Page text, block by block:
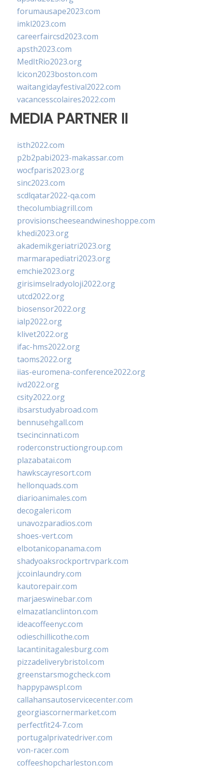
forumausape2023.com
imkl2023.com
careerfaircsd2023.com
apsth2023.com
MedItRio2023.org
lcicon2023boston.com
waitangidayfestival2022.com
vacancesscolaires2022.com
MEDIA PARTNER II
isth2022.com
p2b2pabi2023-makassar.com
wocfparis2023.org
sinc2023.com
scdlqatar2022-qa.com
thecolumbiagrill.com
provisionscheeseandwineshoppe.com
khedi2023.org
akademikgeriatri2023.org
marmarapediatri2023.org
emchie2023.org
girisimselradyoloji2022.org
utcd2022.org
biosensor2022.org
ialp2022.org
klivet2022.org
ifac-hms2022.org
taoms2022.org
iias-euromena-conference2022.org
ivd2022.org
csity2022.org
ibsarstudyabroad.com
bennusehgall.com
tsecincinnati.com
roderconstructiongroup.com
plazabatai.com
hawkscayresort.com
hellonquads.com
diarioanimales.com
decogaleri.com
unavozparadios.com
shoes-vert.com
elbotanicopanama.com
shadyoaksrockportrvpark.com
jccoinlaundry.com
kautorepair.com
marjaeswinebar.com
elmazatlanclinton.com
ideacoffeenyc.com
odieschillicothe.com
lacantinitagalesburg.com
pizzadeliverybristol.com
greenstarsmogcheck.com
happypawspl.com
callahansautoservicecenter.com
georgiascornermarket.com
perfectfit24-7.com
portugalprivatedriver.com
von-racer.com
coffeeshopcharleston.com